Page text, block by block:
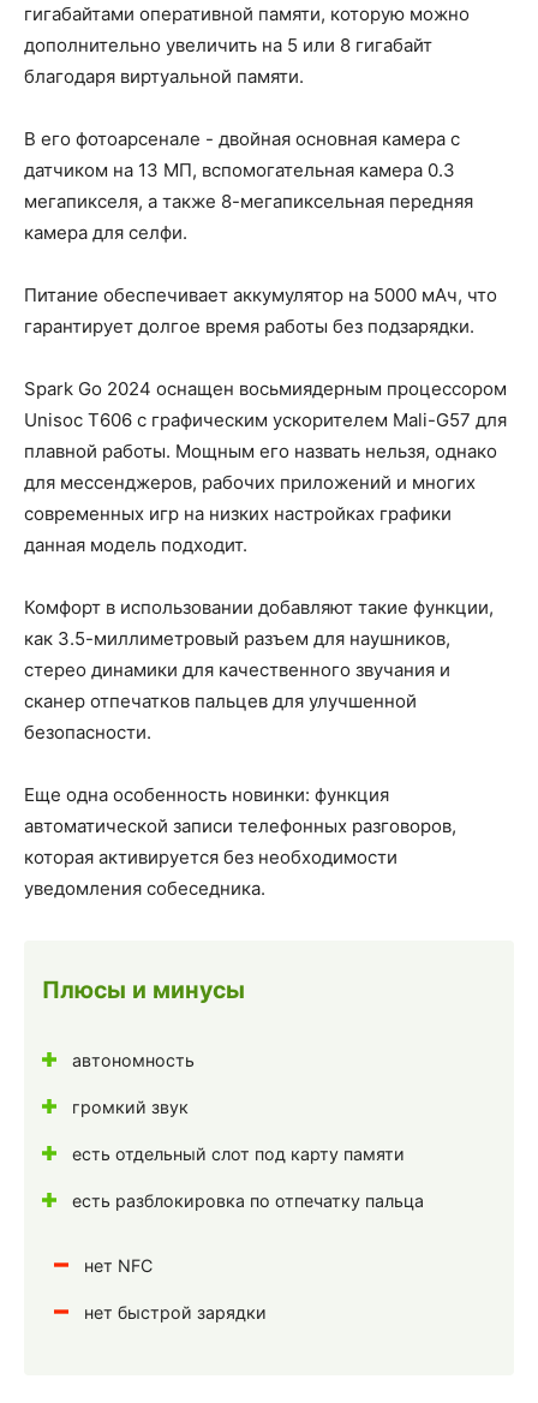
гигабайтами оперативной памяти, которую можно
дополнительно увеличить на 5 или 8 гигабайт
благодаря виртуальной памяти.
В его фотоарсенале - двойная основная камера с
датчиком на 13 МП, вспомогательная камера 0.3
мегапикселя, а также 8-мегапиксельная передняя
камера для селфи.
Питание обеспечивает аккумулятор на 5000 мАч, что
гарантирует долгое время работы без подзарядки.
Spark Go 2024 оснащен восьмиядерным процессором
Unisoc T606 с графическим ускорителем Mali-G57 для
плавной работы. Мощным его назвать нельзя, однако
для мессенджеров, рабочих приложений и многих
современных игр на низких настройках графики
данная модель подходит.
Комфорт в использовании добавляют такие функции,
как 3.5-миллиметровый разъем для наушников,
стерео динамики для качественного звучания и
сканер отпечатков пальцев для улучшенной
безопасности.
Еще одна особенность новинки: функция
автоматической записи телефонных разговоров,
которая активируется без необходимости
уведомления собеседника.
Плюсы и минусы
автономность
громкий звук
есть отдельный слот под карту памяти
есть разблокировка по отпечатку пальца
нет NFC
нет быстрой зарядки